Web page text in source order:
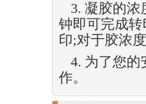
3. 凝胶的浓
钟即可完成转
印;对于胶浓
4. 为了您的
作。